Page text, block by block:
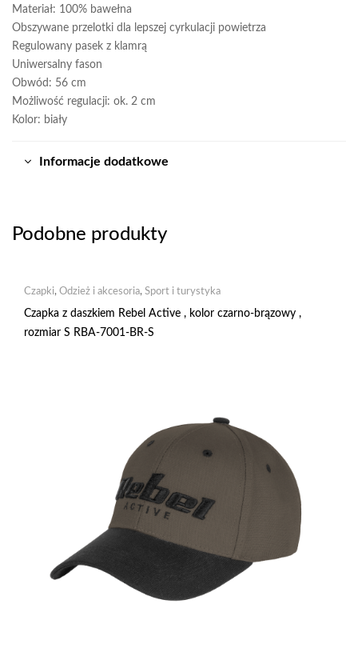
Materiał: 100% bawełna
Obszywane przelotki dla lepszej cyrkulacji powietrza
Regulowany pasek z klamrą
Uniwersalny fason
Obwód: 56 cm
Możliwość regulacji: ok. 2 cm
Kolor: biały
Informacje dodatkowe
Podobne produkty
Czapki, Odzież i akcesoria, Sport i turystyka
Czapka z daszkiem Rebel Active , kolor czarno-brązowy ,
rozmiar S RBA-7001-BR-S